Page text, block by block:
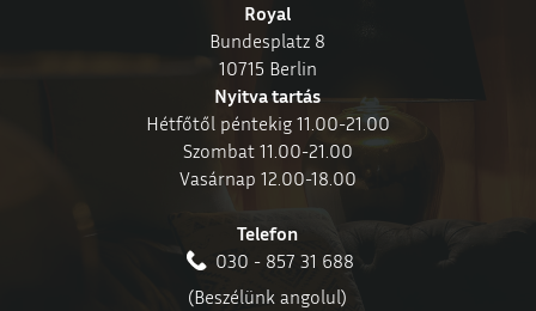
Royal
Bundesplatz 8
10715 Berlin
Nyitva tartás
Hétfőtől péntekig 11.00-21.00
Szombat 11.00-21.00
Vasárnap 12.00-18.00
Telefon
030 - 857 31 688
(Beszélünk angolul)